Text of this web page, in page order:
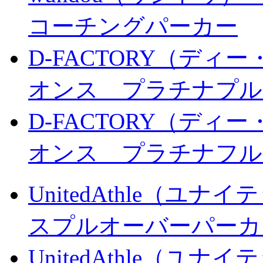
コーチングパーカー
D-FACTORY（ディ
オンス プラチナプ
D-FACTORY（ディ
オンス プラチナフ
UnitedAthle（ユナイ
スプルオーバーパー
UnitedAthle（ユナイ